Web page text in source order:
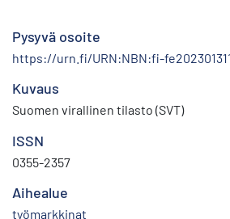
Pysyvä osoite
https://urn.fi/URN:NBN:fi-
Kuvaus
Suomen virallinen tilasto (SVT)
ISSN
0355-2357
Aihealue
työmarkkinat